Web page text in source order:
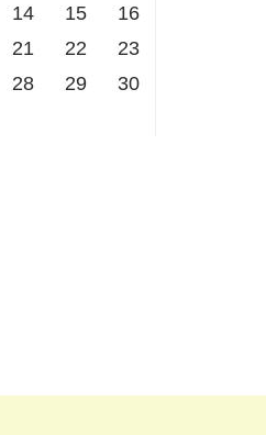
14 15
16
21 22
23
28 29
30